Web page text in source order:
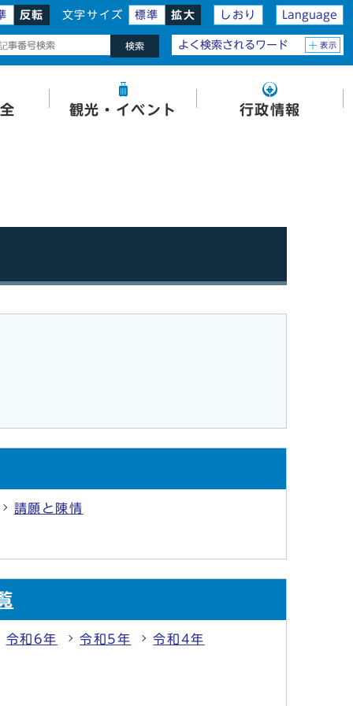
反転 文字サイズ 標準 拡大 しおり Language
検索 よく検索されるワード 表示
観光・イベント 行政情報
請願と陳情
令和6年 令和5年 令和4年